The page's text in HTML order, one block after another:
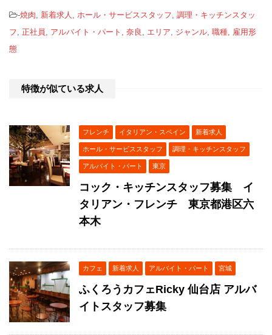
-焼肉, 新着求人 , ホール・サービススタッフ, 調理・キッチンスタッ
フ, 正社員 , アルバイト・パート , 奈良 , エリア, ジャンル, 職種, 雇用形
態
特徴が似ている求人
フレンチ イタリアン・スペイン 新着求人
ホール・サービススタッフ 調理・キッチンスタッフ
アルバイト・パート 東京
コック・キッチンスタッフ募集 イ
タリアン・フレンチ 東京都港区六
本木
カフェ 新着求人 アルバイト・パート 宮城
ふくろうカフェRicky 仙台店 アルバ
イトスタッフ募集